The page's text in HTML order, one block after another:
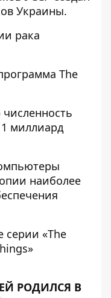
Украины.
рака
The
миллиард
наиболее
серии «The
РОДИЛСЯ В